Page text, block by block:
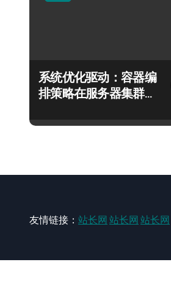
系统优化驱动：容器编
排策略在服务器集群的
友情链接： 站长网 站长网 站长网